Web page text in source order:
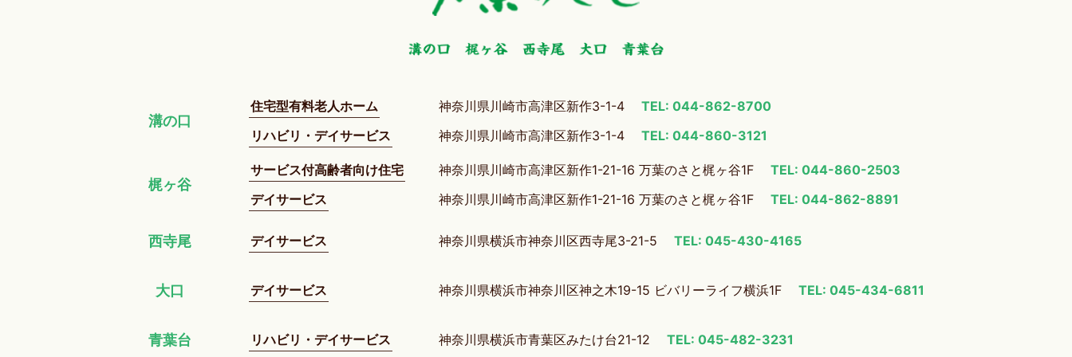
溝の口
住宅型有料老人ホーム
リハビリ・デイサービス
神奈川県川崎市高津区新作3-1-4
TEL: 044-862-8700
神奈川県川崎市高津区新作3-1-4
TEL: 044-860-3121
梶ヶ谷
サービス付高齢者向け住宅
デイサービス
神奈川県川崎市高津区新作1-21-16 万葉のさと梶ヶ谷1F
TEL: 044-860-2503
神奈川県川崎市高津区新作1-21-16 万葉のさと梶ヶ谷1F
TEL: 044-862-8891
西寺尾 デイサービス 神奈川県横浜市神奈川区西寺尾3-21-5 TEL: 045-430-4165
大口 デイサービス 神奈川県横浜市神奈川区神之木19-15 ビバリーライフ横浜1F TEL: 045-434-6811
青葉台 リハビリ・デイサービス 神奈川県横浜市青葉区みたけ台21-12 TEL: 045-482-3231